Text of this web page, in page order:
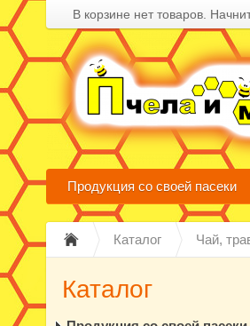
В корзине нет товаров.
Продукция со своей пасеки
Каталог Чай,
Каталог